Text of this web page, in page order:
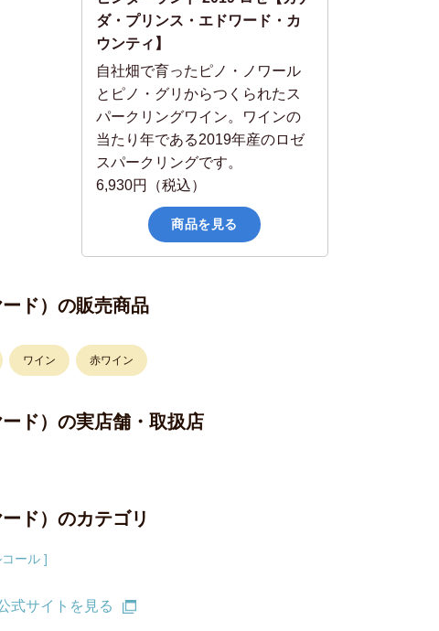
ダ・プリンス・エドワード・カ
ウンティ】
自社畑で育ったピノ・ノワール
とピノ・グリからつくられたス
パークリングワイン。ワインの
当たり年である2019年産のロゼ
スパークリングです。
6,930円（税込）
商品を見る
ド）の販売商品
ワイン 赤ワイン
ド）の実店舗・取扱店
ド）のカテゴリ
ール ]
式サイトを見る